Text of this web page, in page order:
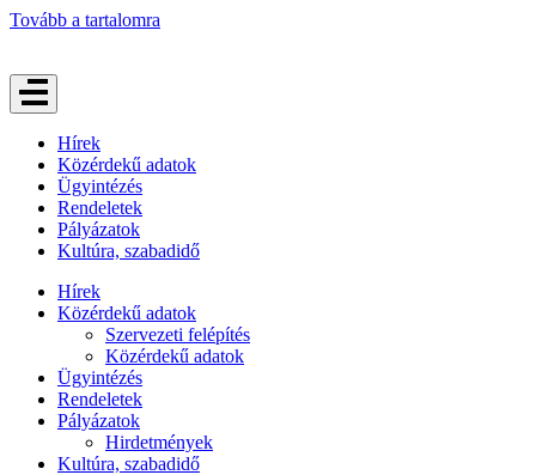
Tovább a tartalomra
Hírek
Közérdekű adatok
Ügyintézés
Rendeletek
Pályázatok
Kultúra, szabadidő
Hírek
Közérdekű adatok
Szervezeti felépítés
Közérdekű adatok
Ügyintézés
Rendeletek
Pályázatok
Hirdetmények
Kultúra, szabadidő